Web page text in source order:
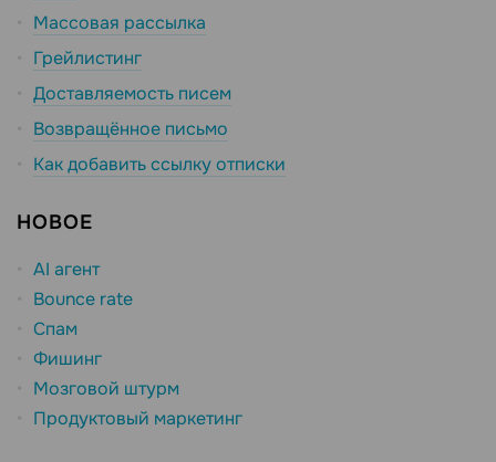
Массовая рассылка
Грейлистинг
Доставляемость писем
Возвращённое письмо
Как добавить ссылку отписки
НОВОЕ
AI агент
Bounce rate
Спам
Фишинг
Мозговой штурм
Продуктовый маркетинг